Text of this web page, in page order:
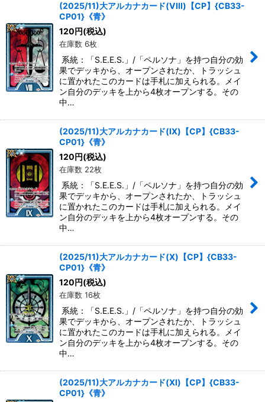
(2025/11)大アルカナカード(VIII)【CP】{CB33-
CP01}《青》
120 円(税込)
在庫数 6枚
系統：「S.E.E.S.」/「ペルソナ」を持つ自分の効
果でデッキから、オープンされたか、トラッシュ
に置かれたこのカードは手札に加えられる。メイ
ン自分のデッキを上から4枚オープンする。その
中…
(2025/11)大アルカナカード(IX)【CP】{CB33-
CP01}《青》
120 円(税込)
在庫数 22枚
系統：「S.E.E.S.」/「ペルソナ」を持つ自分の効
果でデッキから、オープンされたか、トラッシュ
に置かれたこのカードは手札に加えられる。メイ
ン自分のデッキを上から4枚オープンする。その
中…
(2025/11)大アルカナカード(X)【CP】{CB33-
CP01}《青》
120 円(税込)
在庫数 16枚
系統：「S.E.E.S.」/「ペルソナ」を持つ自分の効
果でデッキから、オープンされたか、トラッシュ
に置かれたこのカードは手札に加えられる。メイ
ン自分のデッキを上から4枚オープンする。その
中…
(2025/11)大アルカナカード(XI)【CP】{CB33-
CP01}《青》